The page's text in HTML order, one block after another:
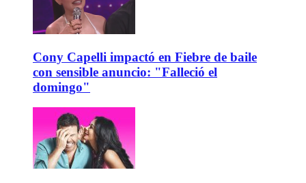
Cony Capelli impactó en Fiebre de baile
con sensible anuncio: "Falleció el
domingo"